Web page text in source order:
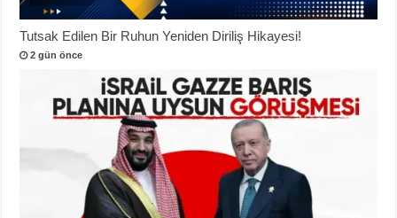
Tutsak Edilen Bir Ruhun Yeniden Diriliş Hikayesi!
2 gün önce